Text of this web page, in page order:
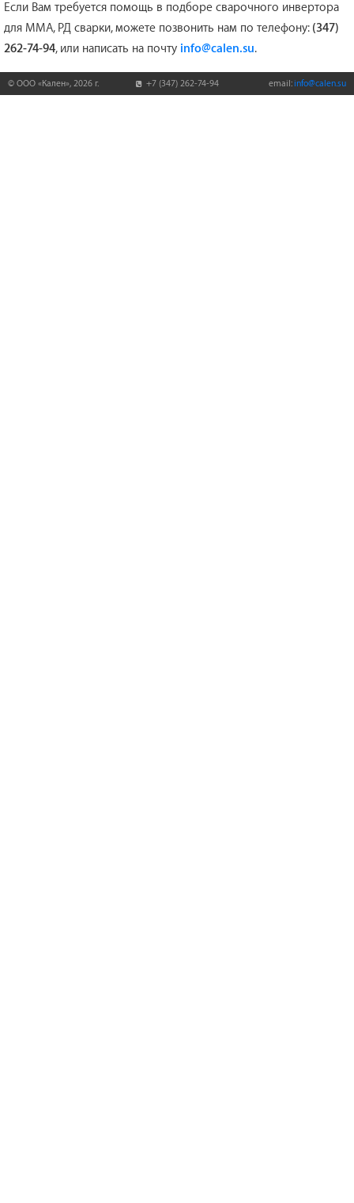
Если Вам требуется помощь в подборе сварочного инвертора
для ММА, РД сварки, можете позвонить нам по телефону: (347)
262-74-94, или написать на почту info@calen.su.
© ООО «Кален», 2026 г. +7 (347) 262-74-94 email: info@calen.su